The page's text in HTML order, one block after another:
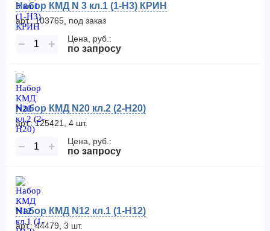
Набор КМД N 3 кл.1 (1-Н3) КРИН
арт.: 103765, под заказ
− + Цена, руб.:
по запросу
Набор КМД N20 кл.2 (2-Н20)
арт.: 125421, 4 шт.
− + Цена, руб.:
по запросу
Набор КМД N12 кл.1 (1-Н12)
арт.: 44479, 3 шт.